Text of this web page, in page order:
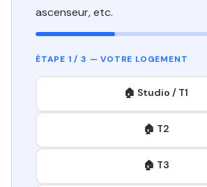
ascenseur, etc.
ÉTAPE 1 / 3 — VOTRE LOGEMENT
🏠 Studio / T1
🏠 T2
🏠 T3